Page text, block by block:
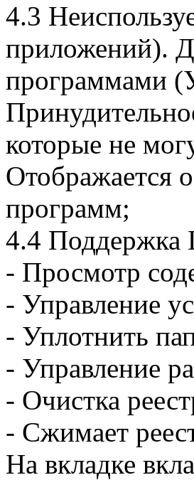
4.3
приложений).
программами
которые не
Отображается
программ;
4.4 Поддержка
- Просмотр
- Управление
- Уплотнить
- Управление
- Очистка
- Сжимает
На вкладке